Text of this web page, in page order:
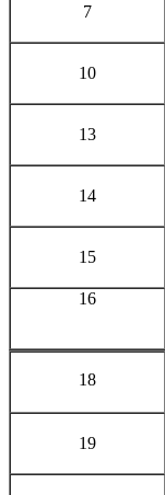
7
10
13
14
15
16
18
19